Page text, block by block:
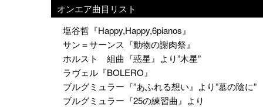
オンエア曲目リスト
塩谷哲『Happy,Happy,6pianos』
サン＝サーンス『動物の謝肉祭』
ホルスト 組曲『惑星』より”木星”
ラヴェル『BOLERO』
ブルグミュラー『”あふれる想い』より”墓の陰に
ブルグミュラー『25の練習曲』より